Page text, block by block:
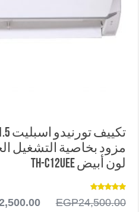
مزود بخاصية التشغيل
لون أبيض TH-C12UEE
تم التقييم
5.00من 5 EGP24,500.00
السعر